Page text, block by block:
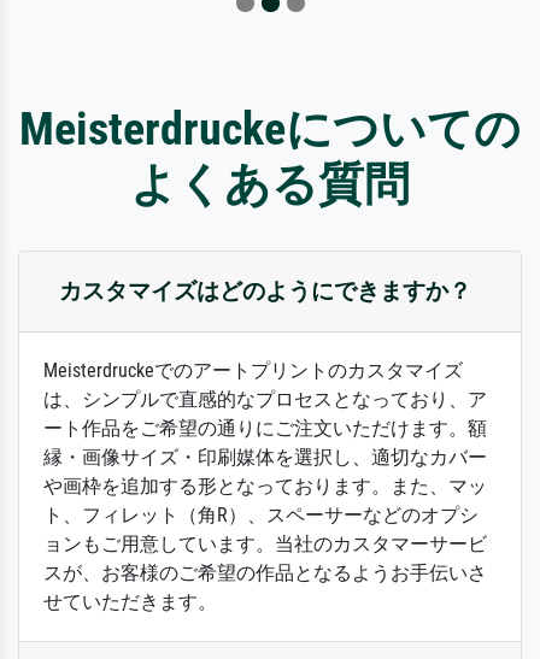
Meisterdruckeについての
よくある質問
カスタマイズはどのようにできますか？
Meisterdruckeでのアートプリントのカスタマイズ
は、シンプルで直感的なプロセスとなっており、ア
ート作品をご希望の通りにご注文いただけます。額
縁・画像サイズ・印刷媒体を選択し、適切なカバー
や画枠を追加する形となっております。また、マッ
ト、フィレット（角R）、スペーサーなどのオプシ
ョンもご用意しています。当社のカスタマーサービ
スが、お客様のご希望の作品となるようお手伝いさ
せていただきます。